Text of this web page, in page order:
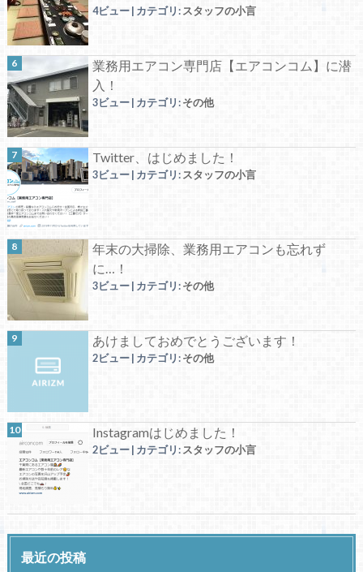
4ビュー| カテゴリ: スタッフの小言
業務用エアコン専門店【エアコンコム】に潜
入！
3ビュー| カテゴリ:その他
Twitter、はじめました！
3ビュー| カテゴリ: スタッフの小言
年末の大掃除、業務用エアコンも忘れず
に…！
3ビュー| カテゴリ:その他
あけましておめでとうございます！
2ビュー| カテゴリ:その他
Instagramはじめました！
2ビュー| カテゴリ: スタッフの小言
最近の投稿